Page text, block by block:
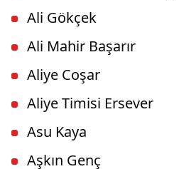
Ali Gökçek
Ali Mahir Başarır
Aliye Coşar
Aliye Timisi Ersever
Asu Kaya
Aşkın Genç